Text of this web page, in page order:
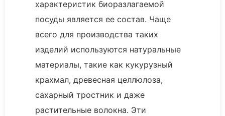
характеристик биоразлагаемой
посуды является ее состав. Чаще
всего для производства таких
изделий используются натуральные
материалы, такие как кукурузный
крахмал, древесная целлюлоза,
сахарный тростник и даже
растительные волокна. Эти